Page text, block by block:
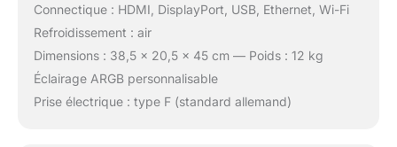
Connectique : HDMI, DisplayPort, USB, Ethernet, Wi-Fi
Refroidissement : air
Dimensions : 38,5 x 20,5 x 45 cm — Poids : 12 kg
Éclairage ARGB personnalisable
Prise électrique : type F (standard allemand)